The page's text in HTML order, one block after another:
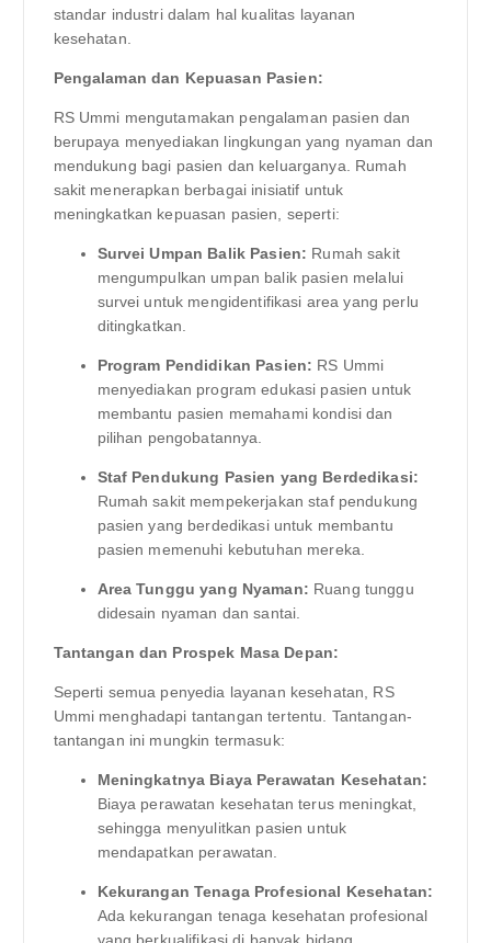
standar industri dalam hal kualitas layanan
kesehatan.
Pengalaman dan Kepuasan Pasien:
RS Ummi mengutamakan pengalaman pasien dan
berupaya menyediakan lingkungan yang nyaman dan
mendukung bagi pasien dan keluarganya. Rumah
sakit menerapkan berbagai inisiatif untuk
meningkatkan kepuasan pasien, seperti:
Survei Umpan Balik Pasien: Rumah sakit
mengumpulkan umpan balik pasien melalui
survei untuk mengidentifikasi area yang perlu
ditingkatkan.
Program Pendidikan Pasien: RS Ummi
menyediakan program edukasi pasien untuk
membantu pasien memahami kondisi dan
pilihan pengobatannya.
Staf Pendukung Pasien yang Berdedikasi:
Rumah sakit mempekerjakan staf pendukung
pasien yang berdedikasi untuk membantu
pasien memenuhi kebutuhan mereka.
Area Tunggu yang Nyaman: Ruang tunggu
didesain nyaman dan santai.
Tantangan dan Prospek Masa Depan:
Seperti semua penyedia layanan kesehatan, RS
Ummi menghadapi tantangan tertentu. Tantangan-
tantangan ini mungkin termasuk:
Meningkatnya Biaya Perawatan Kesehatan:
Biaya perawatan kesehatan terus meningkat,
sehingga menyulitkan pasien untuk
mendapatkan perawatan.
Kekurangan Tenaga Profesional Kesehatan:
Ada kekurangan tenaga kesehatan profesional